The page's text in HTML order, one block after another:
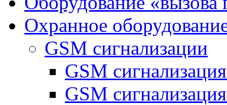
Охранное
GSM сигнализации
GSM
GSM